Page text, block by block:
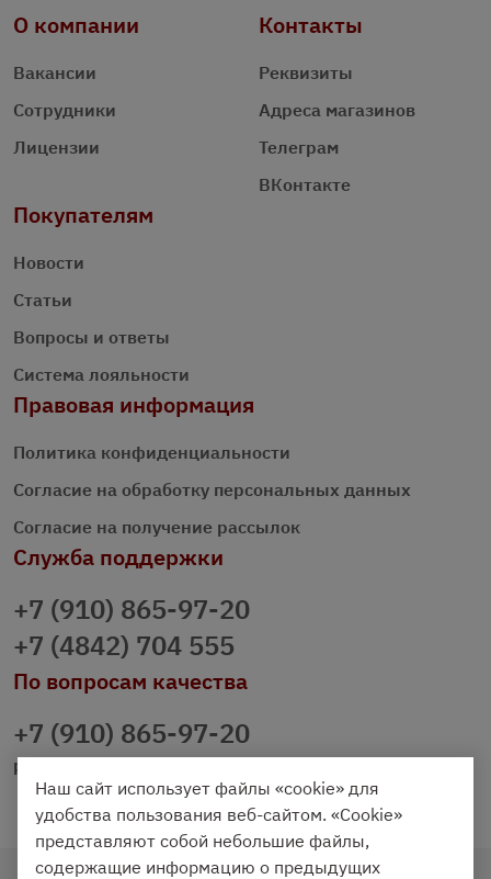
О компании
Вакансии
Сотрудники
Лицензии
Контакты
Реквизиты
Адреса магазинов
Телеграм
ВКонтакте
Покупателям
Новости
Статьи
Вопросы и ответы
Система лояльности
Правовая информация
Политика конфиденциальности
Согласие на обработку персональных данных
Согласие на получение рассылок
Служба поддержки
+7 (910) 865-97-20
+7 (4842) 704 555
По вопросам качества
+7 (910) 865-97-20
prazdnichniy40@palmi.ru
Наш сайт использует файлы «cookie» для
удобства пользования веб-сайтом. «Cookie»
представляют собой небольшие файлы,
содержащие информацию о предыдущих